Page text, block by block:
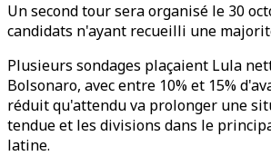
Un second tour sera organisé le 30
candidats n'ayant recueilli une
Plusieurs sondages plaçaient Lula
Bolsonaro, avec entre 10% et 15%
réduit qu'attendu va prolonger une
tendue et les divisions dans le
latine.